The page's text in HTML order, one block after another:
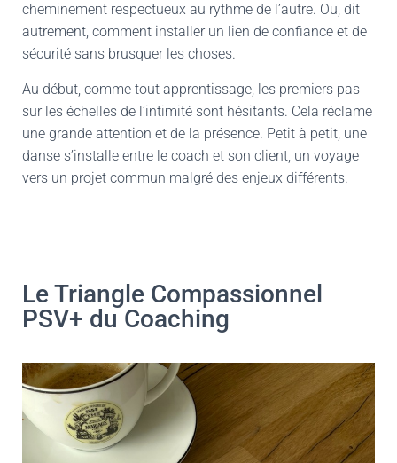
cheminement respectueux au rythme de l’autre. Ou, dit
autrement, comment installer un lien de confiance et de
sécurité sans brusquer les choses.
Au début, comme tout apprentissage, les premiers pas
sur les échelles de l’intimité sont hésitants. Cela réclame
une grande attention et de la présence. Petit à petit, une
danse s’installe entre le coach et son client, un voyage
vers un projet commun malgré des enjeux différents.
Le Triangle Compassionnel
PSV+ du Coaching